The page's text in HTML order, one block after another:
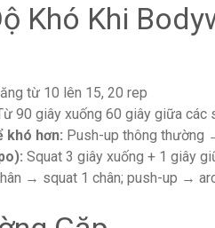
Khó Khi
từ 10 lên 15, 20 rep
90 giây xuống 60 giây giữa các
khó hơn: Push-up thông
Squat 3 giây xuống + 1 giây
→ squat 1 chân; push-up →